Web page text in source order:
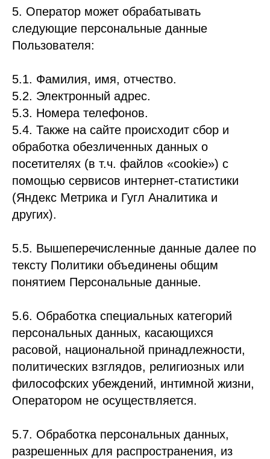
5. Оператор может обрабатывать
следующие персональные данные
Пользователя:
5.1. Фамилия, имя, отчество.
5.2. Электронный адрес.
5.3. Номера телефонов.
5.4. Также на сайте происходит сбор и
обработка обезличенных данных о
посетителях (в т.ч. файлов «cookie») с
помощью сервисов интернет-статистики
(Яндекс Метрика и Гугл Аналитика и
других).
5.5. Вышеперечисленные данные далее по
тексту Политики объединены общим
понятием Персональные данные.
5.6. Обработка специальных категорий
персональных данных, касающихся
расовой, национальной принадлежности,
политических взглядов, религиозных или
философских убеждений, интимной жизни,
Оператором не осуществляется.
5.7. Обработка персональных данных,
разрешенных для распространения, из